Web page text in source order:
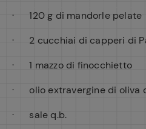
· 120 g di mandorle pelate
· 2 cucchiai di capperi di
· 1 mazzo di finocchietto
· olio extravergine di oliva
· sale q.b.